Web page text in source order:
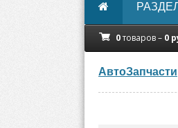
0товаров – 0
АвтоЗапчасти